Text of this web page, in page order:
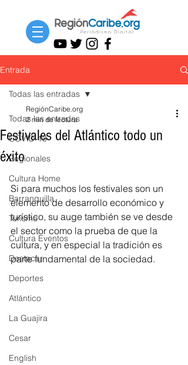
Entrada
Todas las entradas
COVID-19
Regionales
Cultura Home
Barranquilla
Turismo
Cultura Eventos
Destacar
Deportes
Atlántico
La Guajira
Cesar
English
Todas las entradas
Festivales del Atlántico todo un
éxito
RegiónCaribe.org
2 min de lectura
Si para muchos los festivales son un
elemento de desarrollo económico y
turístico, su auge también se ve desde
el sector como la prueba de que la
cultura, y en especial la tradición es
parte fundamental de la sociedad.